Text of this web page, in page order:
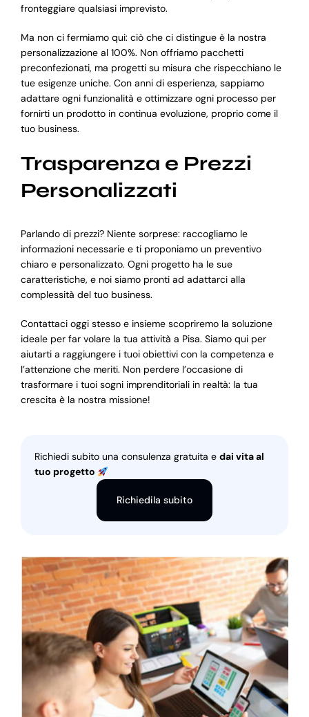
fronteggiare qualsiasi imprevisto.
Ma non ci fermiamo qui: ciò che ci distingue è la nostra
personalizzazione al 100%. Non offriamo pacchetti
preconfezionati, ma progetti su misura che rispecchiano le
tue esigenze uniche. Con anni di esperienza, sappiamo
adattare ogni funzionalità e ottimizzare ogni processo per
fornirti un prodotto in continua evoluzione, proprio come il
tuo business.
Trasparenza e Prezzi
Personalizzati
Parlando di prezzi? Niente sorprese: raccogliamo le
informazioni necessarie e ti proponiamo un preventivo
chiaro e personalizzato. Ogni progetto ha le sue
caratteristiche, e noi siamo pronti ad adattarci alla
complessità del tuo business.
Contattaci oggi stesso e insieme scopriremo la soluzione
ideale per far volare la tua attività a Pisa. Siamo qui per
aiutarti a raggiungere i tuoi obiettivi con la competenza e
l’attenzione che meriti. Non perdere l’occasione di
trasformare i tuoi sogni imprenditoriali in realtà: la tua
crescita è la nostra missione!
Richiedi subito una consulenza gratuita e dai vita al
tuo progetto
Richiedila subito